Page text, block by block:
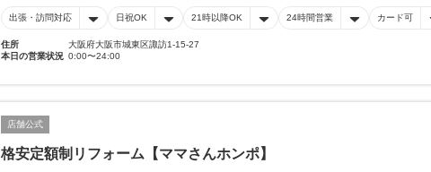
出張・訪問対応 日祝OK 21時以降OK 24時間営業 カード可
住所
大阪府大阪市城東区諏訪1-15-27
本日の営業状況 0:00〜24:00
店舗公式
格安定額制リフォーム【ママさんホンポ】